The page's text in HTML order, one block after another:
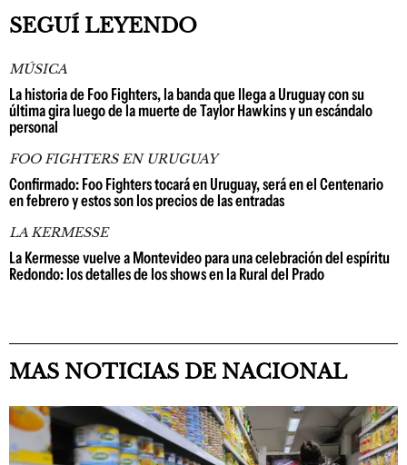
SEGUÍ LEYENDO
MÚSICA
La historia de Foo Fighters, la banda que llega a Uruguay con su
última gira luego de la muerte de Taylor Hawkins y un escándalo
personal
FOO FIGHTERS EN URUGUAY
Confirmado: Foo Fighters tocará en Uruguay, será en el Centenario
en febrero y estos son los precios de las entradas
LA KERMESSE
La Kermesse vuelve a Montevideo para una celebración del espíritu
Redondo: los detalles de los shows en la Rural del Prado
MAS NOTICIAS DE NACIONAL